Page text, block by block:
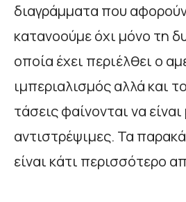
διαγράμματα που
κατανοούμε όχι μόνο τη
οποία έχει περιέλθει ο
ιμπεριαλισμός αλλά και
τάσεις φαίνονται να
αντιστρέψιμες. Τα
είναι κάτι περισσότερο